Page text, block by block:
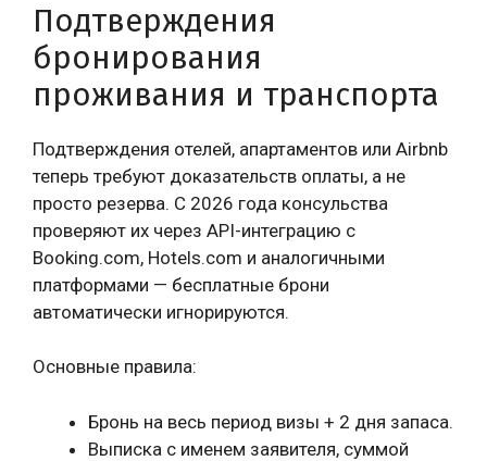
Подтверждения
бронирования
проживания и транспорта
Подтверждения отелей, апартаментов или Airbnb
теперь требуют доказательств оплаты, а не
просто резерва. С 2026 года консульства
проверяют их через API-интеграцию с
Booking.com, Hotels.com и аналогичными
платформами — бесплатные брони
автоматически игнорируются.
Основные правила:
Бронь на весь период визы + 2 дня запаса.
Выписка с именем заявителя, суммой